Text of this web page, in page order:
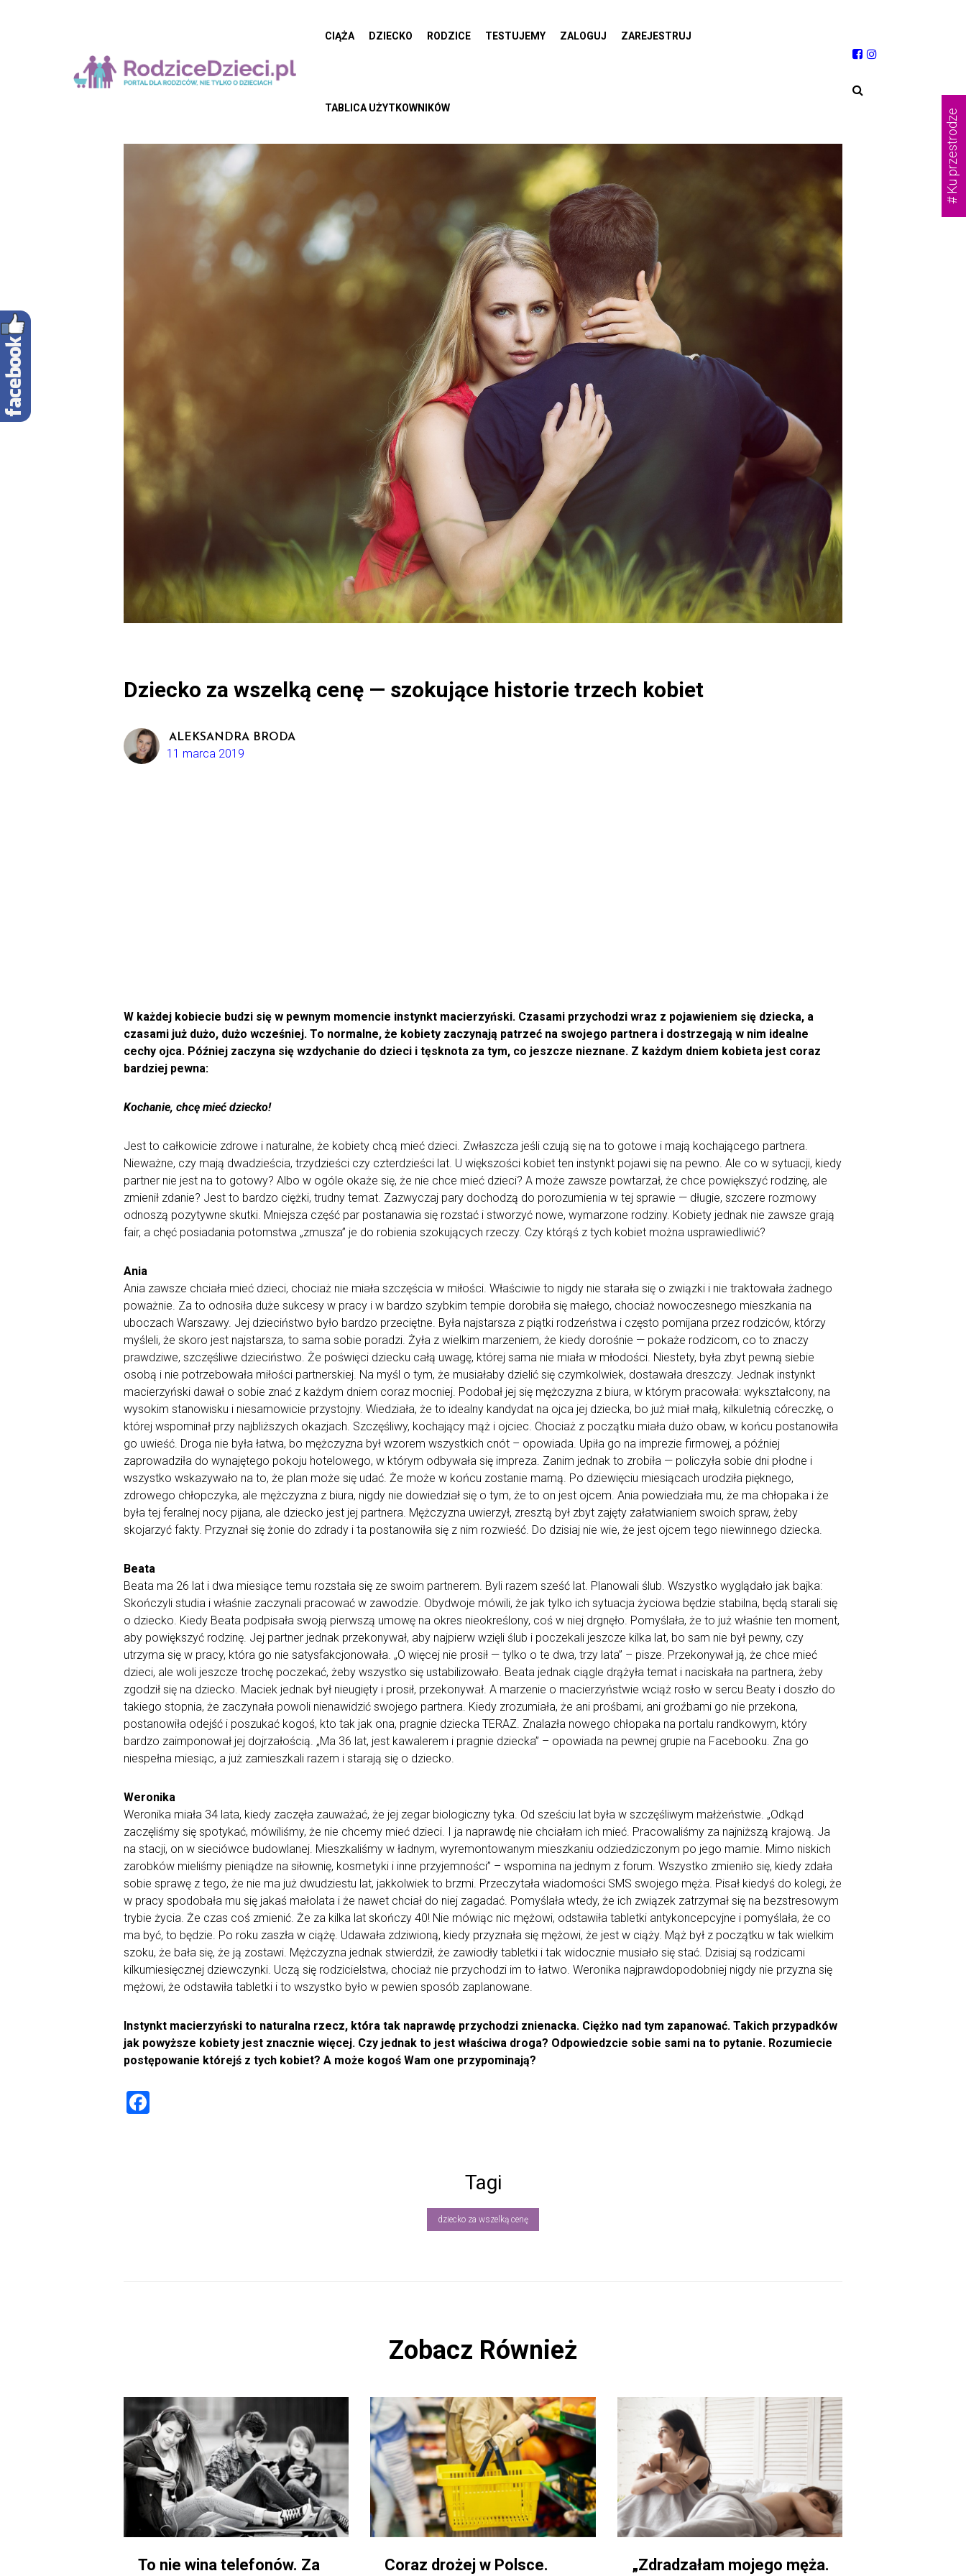
CIĄŻA DZIECKO RODZICE TESTUJEMY ZALOGUJ ZAREJESTRUJ
TABLICA UŻYTKOWNIKÓW
Dziecko za wszelką cenę — szokujące historie trzech kobiet
ALEKSANDRA BRODA
11 marca 2019
W każdej kobiecie budzi się w pewnym momencie instynkt macierzyński. Czasami przychodzi wraz z pojawieniem się dziecka, a
czasami już dużo, dużo wcześniej. To normalne, że kobiety zaczynają patrzeć na swojego partnera i dostrzegają w nim idealne
cechy ojca. Później zaczyna się wzdychanie do dzieci i tęsknota za tym, co jeszcze nieznane. Z każdym dniem kobieta jest coraz
bardziej pewna:
Kochanie, chcę mieć dziecko!
Jest to całkowicie zdrowe i naturalne, że kobiety chcą mieć dzieci. Zwłaszcza jeśli czują się na to gotowe i mają kochającego partnera.
Nieważne, czy mają dwadzieścia, trzydzieści czy czterdzieści lat. U większości kobiet ten instynkt pojawi się na pewno. Ale co w sytuacji, kiedy
partner nie jest na to gotowy? Albo w ogóle okaże się, że nie chce mieć dzieci? A może zawsze powtarzał, że chce powiększyć rodzinę, ale
zmienił zdanie? Jest to bardzo ciężki, trudny temat. Zazwyczaj pary dochodzą do porozumienia w tej sprawie — długie, szczere rozmowy
odnoszą pozytywne skutki. Mniejsza część par postanawia się rozstać i stworzyć nowe, wymarzone rodziny. Kobiety jednak nie zawsze grają
fair, a chęć posiadania potomstwa „zmusza” je do robienia szokujących rzeczy. Czy którąś z tych kobiet można usprawiedliwić?
Ania
Ania zawsze chciała mieć dzieci, chociaż nie miała szczęścia w miłości. Właściwie to nigdy nie starała się o związki i nie traktowała żadnego
poważnie. Za to odnosiła duże sukcesy w pracy i w bardzo szybkim tempie dorobiła się małego, chociaż nowoczesnego mieszkania na
uboczach Warszawy. Jej dzieciństwo było bardzo przeciętne. Była najstarsza z piątki rodzeństwa i często pomijana przez rodziców, którzy
myśleli, że skoro jest najstarsza, to sama sobie poradzi. Żyła z wielkim marzeniem, że kiedy dorośnie — pokaże rodzicom, co to znaczy
prawdziwe, szczęśliwe dzieciństwo. Że poświęci dziecku całą uwagę, której sama nie miała w młodości. Niestety, była zbyt pewną siebie
osobą i nie potrzebowała miłości partnerskiej. Na myśl o tym, że musiałaby dzielić się czymkolwiek, dostawała dreszczy. Jednak instynkt
macierzyński dawał o sobie znać z każdym dniem coraz mocniej. Podobał jej się mężczyzna z biura, w którym pracowała: wykształcony, na
wysokim stanowisku i niesamowicie przystojny. Wiedziała, że to idealny kandydat na ojca jej dziecka, bo już miał małą, kilkuletnią córeczkę, o
której wspominał przy najbliższych okazjach. Szczęśliwy, kochający mąż i ojciec. Chociaż z początku miała dużo obaw, w końcu postanowiła
go uwieść. Droga nie była łatwa, bo mężczyzna był wzorem wszystkich cnót – opowiada. Upiła go na imprezie firmowej, a później
zaprowadziła do wynajętego pokoju hotelowego, w którym odbywała się impreza. Zanim jednak to zrobiła — policzyła sobie dni płodne i
wszystko wskazywało na to, że plan może się udać. Że może w końcu zostanie mamą. Po dziewięciu miesiącach urodziła pięknego,
zdrowego chłopczyka, ale mężczyzna z biura, nigdy nie dowiedział się o tym, że to on jest ojcem. Ania powiedziała mu, że ma chłopaka i że
była tej feralnej nocy pijana, ale dziecko jest jej partnera. Mężczyzna uwierzył, zresztą był zbyt zajęty załatwianiem swoich spraw, żeby
skojarzyć fakty. Przyznał się żonie do zdrady i ta postanowiła się z nim rozwieść. Do dzisiaj nie wie, że jest ojcem tego niewinnego dziecka.
Beata
Beata ma 26 lat i dwa miesiące temu rozstała się ze swoim partnerem. Byli razem sześć lat. Planowali ślub. Wszystko wyglądało jak bajka:
Skończyli studia i właśnie zaczynali pracować w zawodzie. Obydwoje mówili, że jak tylko ich sytuacja życiowa będzie stabilna, będą starali się
o dziecko. Kiedy Beata podpisała swoją pierwszą umowę na okres nieokreślony, coś w niej drgnęło. Pomyślała, że to już właśnie ten moment,
aby powiększyć rodzinę. Jej partner jednak przekonywał, aby najpierw wzięli ślub i poczekali jeszcze kilka lat, bo sam nie był pewny, czy
utrzyma się w pracy, która go nie satysfakcjonowała. „O więcej nie prosił — tylko o te dwa, trzy lata” – pisze. Przekonywał ją, że chce mieć
dzieci, ale woli jeszcze trochę poczekać, żeby wszystko się ustabilizowało. Beata jednak ciągle drążyła temat i naciskała na partnera, żeby
zgodził się na dziecko. Maciek jednak był nieugięty i prosił, przekonywał. A marzenie o macierzyństwie wciąż rosło w sercu Beaty i doszło do
takiego stopnia, że zaczynała powoli nienawidzić swojego partnera. Kiedy zrozumiała, że ani prośbami, ani groźbami go nie przekona,
postanowiła odejść i poszukać kogoś, kto tak jak ona, pragnie dziecka TERAZ. Znalazła nowego chłopaka na portalu randkowym, który
bardzo zaimponował jej dojrzałością. „Ma 36 lat, jest kawalerem i pragnie dziecka” – opowiada na pewnej grupie na Facebooku. Zna go
niespełna miesiąc, a już zamieszkali razem i starają się o dziecko.
Weronika
Weronika miała 34 lata, kiedy zaczęła zauważać, że jej zegar biologiczny tyka. Od sześciu lat była w szczęśliwym małżeństwie. „Odkąd
zaczęliśmy się spotykać, mówiliśmy, że nie chcemy mieć dzieci. I ja naprawdę nie chciałam ich mieć. Pracowaliśmy za najniższą krajową. Ja
na stacji, on w sieciówce budowlanej. Mieszkaliśmy w ładnym, wyremontowanym mieszkaniu odziedziczonym po jego mamie. Mimo niskich
zarobków mieliśmy pieniądze na siłownię, kosmetyki i inne przyjemności” – wspomina na jednym z forum. Wszystko zmieniło się, kiedy zdała
sobie sprawę z tego, że nie ma już dwudziestu lat, jakkolwiek to brzmi. Przeczytała wiadomości SMS swojego męża. Pisał kiedyś do kolegi, że
w pracy spodobała mu się jakaś małolata i że nawet chciał do niej zagadać. Pomyślała wtedy, że ich związek zatrzymał się na bezstresowym
trybie życia. Że czas coś zmienić. Że za kilka lat skończy 40! Nie mówiąc nic mężowi, odstawiła tabletki antykoncepcyjne i pomyślała, że co
ma być, to będzie. Po roku zaszła w ciążę. Udawała zdziwioną, kiedy przyznała się mężowi, że jest w ciąży. Mąż był z początku w tak wielkim
szoku, że bała się, że ją zostawi. Mężczyzna jednak stwierdził, że zawiodły tabletki i tak widocznie musiało się stać. Dzisiaj są rodzicami
kilkumiesięcznej dziewczynki. Uczą się rodzicielstwa, chociaż nie przychodzi im to łatwo. Weronika najprawdopodobniej nigdy nie przyzna się
mężowi, że odstawiła tabletki i to wszystko było w pewien sposób zaplanowane.
Instynkt macierzyński to naturalna rzecz, która tak naprawdę przychodzi znienacka. Ciężko nad tym zapanować. Takich przypadków
jak powyższe kobiety jest znacznie więcej. Czy jednak to jest właściwa droga? Odpowiedzcie sobie sami na to pytanie. Rozumiecie
postępowanie którejś z tych kobiet? A może kogoś Wam one przypominają?
Tagi
dziecko za wszelką cenę
Zobacz Również
To nie wina telefonów. Za Coraz drożej w Polsce. „Zdradzałam mojego męża.
# Ku przestrodze